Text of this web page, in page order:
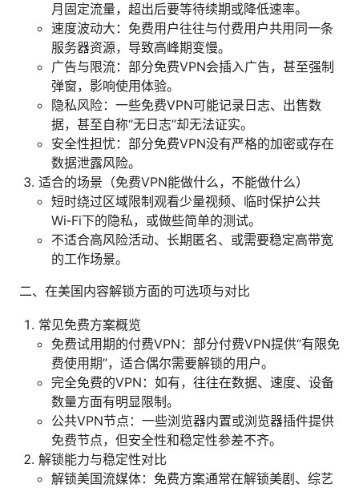
月固定流量，超出后要等待续期或降低速率。
速度波动大：免费用户往往与付费用户共用同一条
服务器资源，导致高峰期变慢。
广告与限流：部分免费VPN会插入广告，甚至强制
弹窗，影响使用体验。
隐私风险：一些免费VPN可能记录日志、出售数
据，甚至自称“无日志”却无法证实。
安全性担忧：部分免费VPN没有严格的加密或存在
数据泄露风险。
适合的场景（免费VPN能做什么，不能做什么）
短时绕过区域限制观看少量视频、临时保护公共
Wi‑Fi下的隐私，或做些简单的测试。
不适合高风险活动、长期匿名、或需要稳定高带宽
的工作场景。
二、在美国内容解锁方面的可选项与对比
常见免费方案概览
免费试用期的付费VPN：部分付费VPN提供“有限免
费使用期”，适合偶尔需要解锁的用户。
完全免费的VPN：如有，往往在数据、速度、设备
数量方面有明显限制。
公共VPN节点：一些浏览器内置或浏览器插件提供
免费节点，但安全性和稳定性参差不齐。
解锁能力与稳定性对比
解锁美国流媒体：免费方案通常在解锁美剧、综艺